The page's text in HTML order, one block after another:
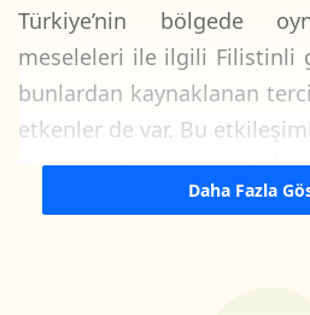
Türkiye’nin bölgede
meseleleri ile ilgili Filistinli
bunlardan kaynaklanan
etkenler de var. Bu
dosyasına yönelik son
doğal bir sonucu kabul
Daha Fazla